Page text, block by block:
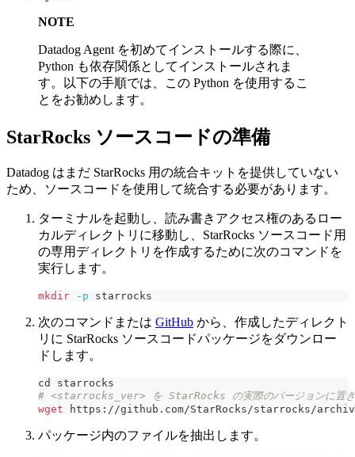
NOTE
Datadog Agent を初めてインストールする際に、
Python も依存関係としてインストールされま
す。以下の手順では、この Python を使用するこ
とをお勧めします。
StarRocks ソースコードの準備
Datadog はまだ StarRocks 用の統合キットを提供していない
ため、ソースコードを使用して統合する必要があります。
ターミナルを起動し、読み書きアクセス権のあるロー
カルディレクトリに移動し、StarRocks ソースコード用
の専用ディレクトリを作成するために次のコマンドを
実行します。
mkdir -p starrocks
次のコマンドまたは GitHub から、作成したディレクト
リに StarRocks ソースコードパッケージをダウンロー
ドします。
cd
starrocks
# <starrocks_ver> を StarRocks の実際のバージョンに置
wget https://github.com/StarRocks/starrocks/
パッケージ内のファイルを抽出します。